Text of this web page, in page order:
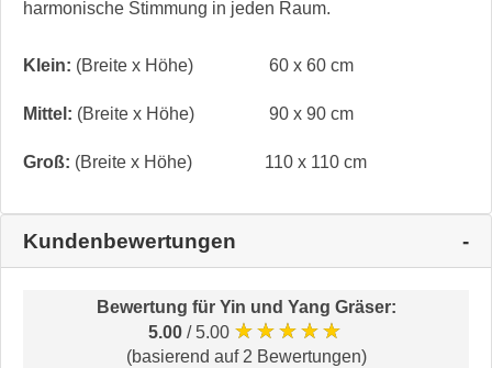
harmonische Stimmung in jeden Raum.
Klein: (Breite x Höhe) 60 x 60 cm
Mittel: (Breite x Höhe) 90 x 90 cm
Groß: (Breite x Höhe) 110 x 110 cm
Kundenbewertungen
Bewertung für Yin und Yang Gräser:
5.00 / 5.00 ★★★★★
(basierend auf 2 Bewertungen)